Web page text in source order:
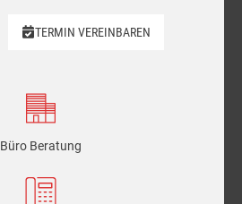
TERMIN VEREINBAREN
Büro Beratung